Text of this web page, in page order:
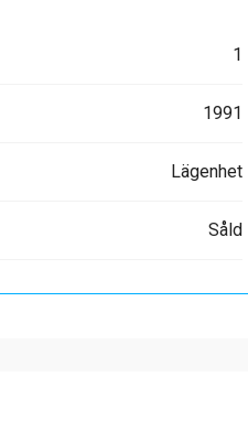
1
1991
Lägenhet
Såld